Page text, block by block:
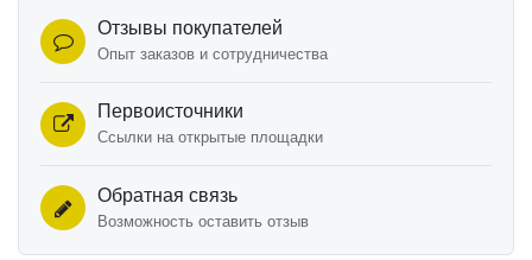
Отзывы покупателей
Опыт заказов и сотрудничества
Первоисточники
Ссылки на открытые площадки
Обратная связь
Возможность оставить отзыв